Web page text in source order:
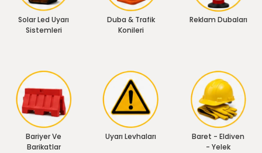
Solar Led Uyarı
Sistemleri
Duba & Trafik
Konileri
Reklam Dubaları
Bariyer Ve
Barikatlar
Uyarı Levhaları
Baret - Eldiven
- Yelek